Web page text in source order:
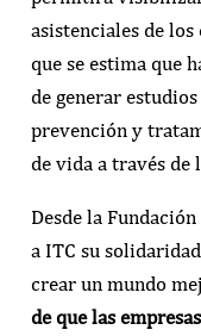
asistenciales de
que se estima que
de generar
prevención y
de vida a través de
Desde la
a ITC su
crear un mundo
de que las